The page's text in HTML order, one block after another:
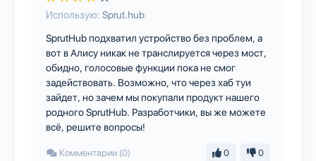
Использую: Sprut.hub
SprutHub подхватил устройство без проблем, а
вот в Алису никак не транслируется через мост,
обидно, голосовые функции пока не смог
задействовать. Возможно, что через хаб туи
зайдет, но зачем мы покупали продукт нашего
родного SprutHub. Разработчики, вы же можете
всё, решите вопросы!
Комментарии (0) 0 0